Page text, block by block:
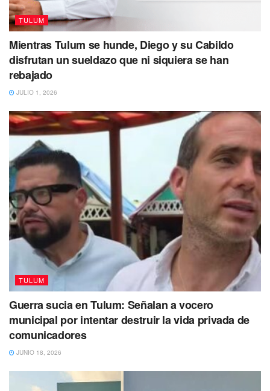
disposición de la Fiscalía Especializada en Delitos Contra
la Salud. Además durante el operativo se efectuaron
recorridos de vigilancia en la zona para identificar a los
presuntos narcomenudistas, pero hasta el momento no hay
reporte de personas detenidas por estos hechos.
En estas acciones en contra del delito también participaron
elementos de la Policía Ministerial adscrita a Tulum y de la
Secretaría de Marina (Semar), quienes no tuvieron que
activar sus armas de fuego para asegurar la droga.
No dejes de Leer
TULUM
Mientras Tulum se hunde, Diego y su Cabildo
disfrutan un sueldazo que ni siquiera se han
rebajado
JULIO 1, 2026
TULUM
Guerra sucia en Tulum: Señalan a vocero
municipal por intentar destruir la vida privada de
comunicadores
JUNIO 18, 2026